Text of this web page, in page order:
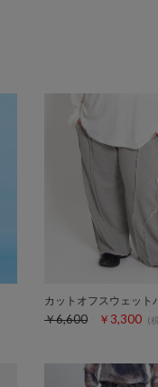
カットオフスウェット
￥6,600 ￥3,300 (